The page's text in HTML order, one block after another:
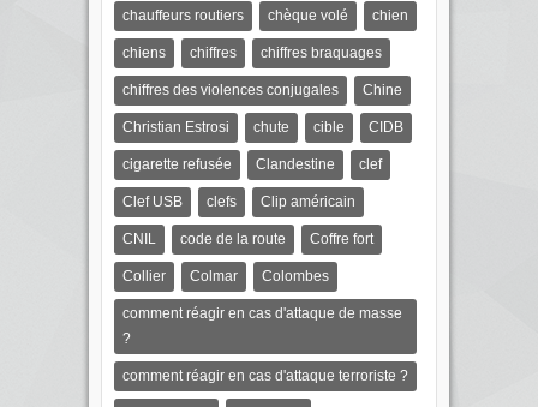
chauffeurs routiers chèque volé chien
chiens chiffres chiffres braquages
chiffres des violences conjugales Chine
Christian Estrosi chute cible CIDB
cigarette refusée Clandestine clef
Clef USB clefs Clip américain
CNIL code de la route Coffre fort
Collier Colmar Colombes
comment réagir en cas d'attaque de masse
?
comment réagir en cas d'attaque terroriste ?